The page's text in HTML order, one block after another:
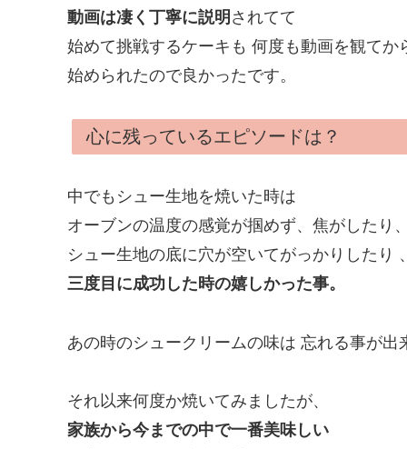
動画は凄く丁寧に説明 されてて
始めて挑戦するケーキも 何度も動画を観てか
始められたので良かったです。
心に残っているエピソードは？
中でもシュー生地を焼いた時は
オーブンの温度の感覚が掴めず、焦がしたり、
シュー生地の底に穴が空いてがっかりしたり 、
三度目に成功した時の嬉しかった事。
あの時のシュークリームの味は 忘れる事が出
それ以来何度か焼いてみましたが、
家族から今までの中で一番美味しい